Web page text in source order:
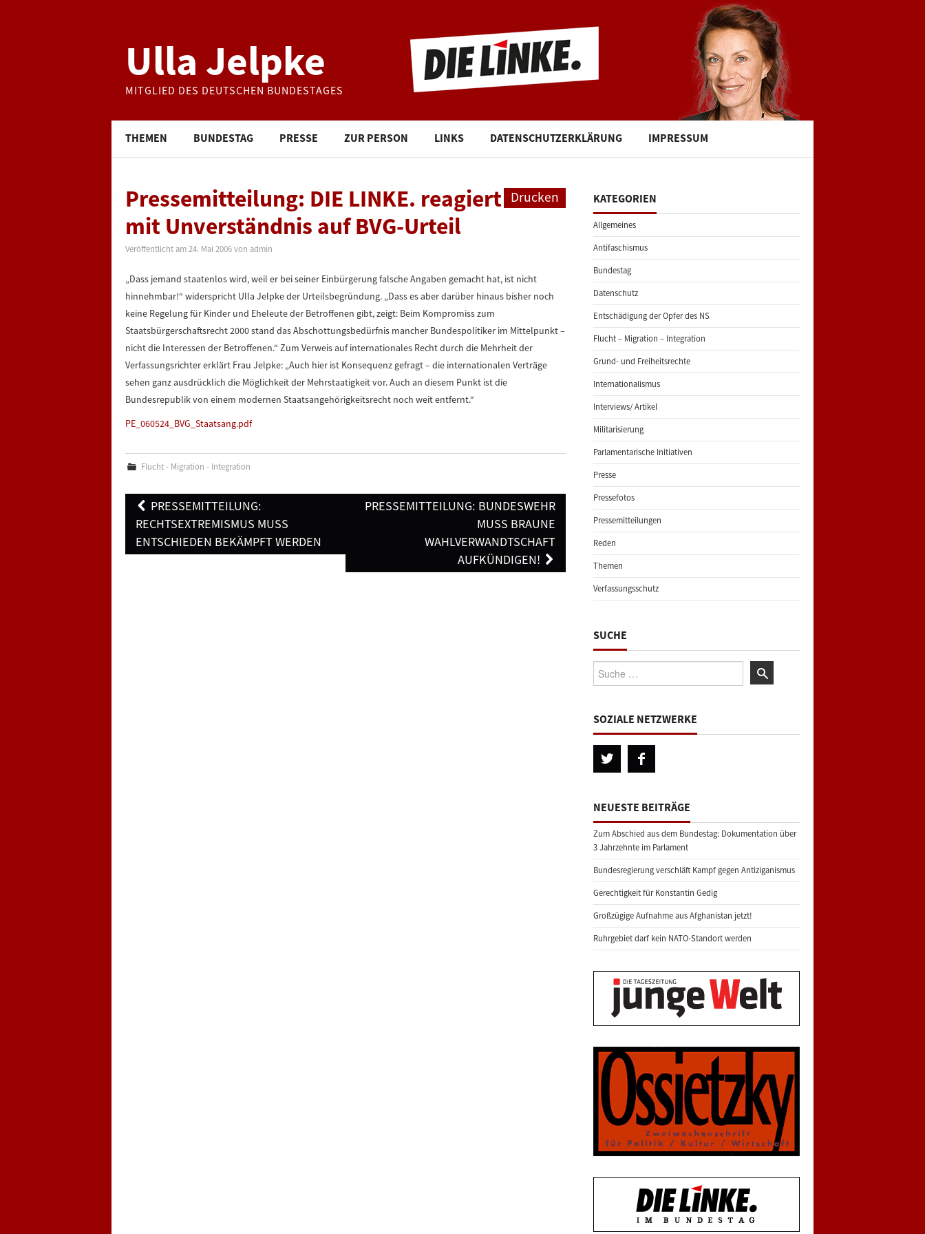
Ulla Jelpke
MITGLIED DES DEUTSCHEN BUNDESTAGES
THEMEN BUNDESTAG PRESSE ZUR PERSON LINKS DATENSCHUTZERKLÄRUNG IMPRESSUM
Drucken
Pressemitteilung: DIE LINKE. reagiert
mit Unverständnis auf BVG-Urteil
Veröffentlicht am 24. Mai 2006 von admin
„Dass jemand staatenlos wird, weil er bei seiner Einbürgerung falsche Angaben gemacht hat, ist nicht
hinnehmbar!“ widerspricht Ulla Jelpke der Urteilsbegründung. „Dass es aber darüber hinaus bisher noch
keine Regelung für Kinder und Eheleute der Betroffenen gibt, zeigt: Beim Kompromiss zum
Staatsbürgerschaftsrecht 2000 stand das Abschottungsbedürfnis mancher Bundespolitiker im Mittelpunkt –
nicht die Interessen der Betroffenen.“ Zum Verweis auf internationales Recht durch die Mehrheit der
Verfassungsrichter erklärt Frau Jelpke: „Auch hier ist Konsequenz gefragt – die internationalen Verträge
sehen ganz ausdrücklich die Möglichkeit der Mehrstaatigkeit vor. Auch an diesem Punkt ist die
Bundesrepublik von einem modernen Staatsangehörigkeitsrecht noch weit entfernt.“
PE_060524_BVG_Staatsang.pdf
Flucht - Migration - Integration
Post
navigation
PRESSEMITTEILUNG:
RECHTSEXTREMISMUS MUSS
ENTSCHIEDEN BEKÄMPFT WERDEN
PRESSEMITTEILUNG: BUNDESWEHR
MUSS BRAUNE
WAHLVERWANDTSCHAFT
AUFKÜNDIGEN!
KATEGORIEN
Allgemeines
Antifaschismus
Bundestag
Datenschutz
Entschädigung der Opfer des NS
Flucht – Migration – Integration
Grund- und Freiheitsrechte
Internationalismus
Interviews/ Artikel
Militarisierung
Parlamentarische Initiativen
Presse
Pressefotos
Pressemitteilungen
Reden
Themen
Verfassungsschutz
SUCHE
Suche:
SOZIALE NETZWERKE
NEUESTE BEITRÄGE
Zum Abschied aus dem Bundestag: Dokumentation über
3 Jahrzehnte im Parlament
Bundesregierung verschläft Kampf gegen Antiziganismus
Gerechtigkeit für Konstantin Gedig
Großzügige Aufnahme aus Afghanistan jetzt!
Ruhrgebiet darf kein NATO-Standort werden